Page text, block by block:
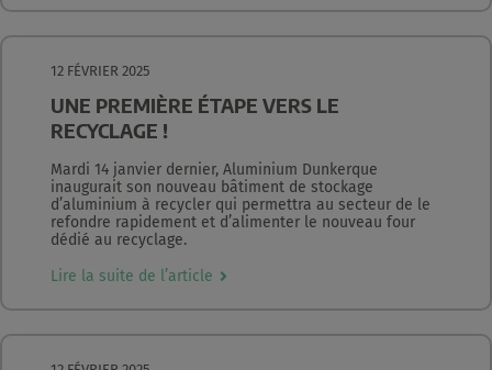
12 FÉVRIER 2025
UNE PREMIÈRE ÉTAPE VERS LE
RECYCLAGE !
Mardi 14 janvier dernier, Aluminium Dunkerque
inaugurait son nouveau bâtiment de stockage
d’aluminium à recycler qui permettra au secteur de le
refondre rapidement et d’alimenter le nouveau four
dédié au recyclage.
Lire la suite de l’article